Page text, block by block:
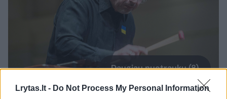
Lrytas.lt - Do Not Process My Personal Information
Daugiau nuotraukų (8)